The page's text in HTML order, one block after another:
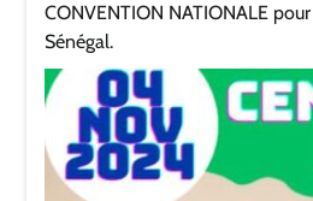
CONVENTION NATIONALE
Sénégal.